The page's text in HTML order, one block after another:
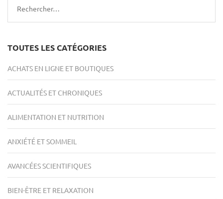
Rechercher :
TOUTES LES CATÉGORIES
ACHATS EN LIGNE ET BOUTIQUES
ACTUALITÉS ET CHRONIQUES
ALIMENTATION ET NUTRITION
ANXIÉTÉ ET SOMMEIL
AVANCÉES SCIENTIFIQUES
BIEN-ÊTRE ET RELAXATION